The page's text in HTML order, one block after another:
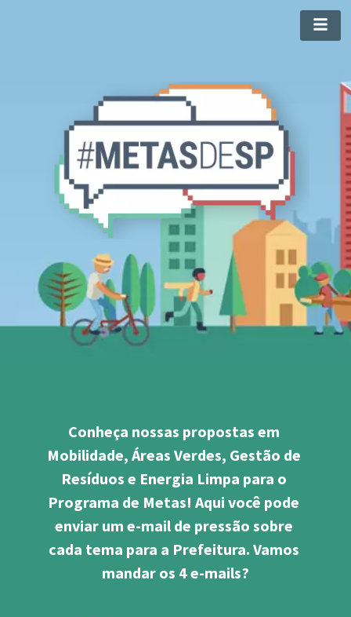
Conheça nossas propostas em
Mobilidade, Áreas Verdes, Gestão de
Resíduos e Energia Limpa para o
Programa de Metas! Aqui você pode
enviar um e-mail de pressão sobre
cada tema para a Prefeitura. Vamos
mandar os 4 e-mails?